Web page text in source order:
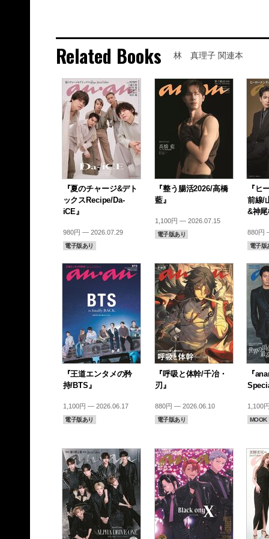
Related Books 林 真理子 関連本
『夏のチャージ&デト
ックスRecipe/Da-
iCE』
980円 — 2026.07.29
電子版あり
『整う腸活2026/高橋
藍』
1,100円 — 2026.07.15
電子版あり
『ヒ
前線/
&神
880円
電子版
『王道エンタメの矜
持/BTS』
1,100円 — 2026.06.17
電子版あり
『呼吸と体幹/千冶・
刃』
880円 — 2026.06.10
電子版あり
『
1,100
MOOK